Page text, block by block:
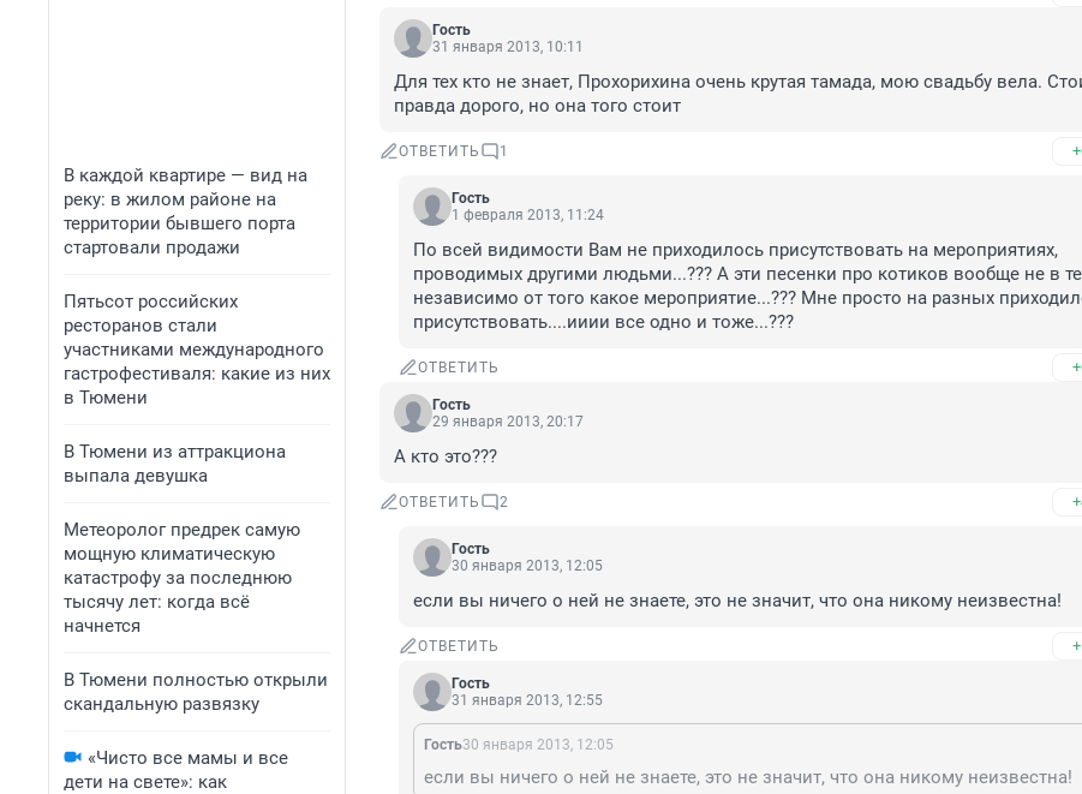
В каждой квартире — вид на
реку: в жилом районе на
территории бывшего порта
стартовали продажи
Пятьсот российских
ресторанов стали
участниками международного
гастрофестиваля: какие из них
в Тюмени
В Тюмени из аттракциона
выпала девушка
Метеоролог предрек самую
мощную климатическую
катастрофу за последнюю
тысячу лет: когда всё
начнется
В Тюмени полностью открыли
скандальную развязку
«Чисто все мамы и все
дети на свете»: как
Гость
31 января 2013, 10:11
Для тех кто не знает, Прохорихина очень крутая тамада, мою свадьбу вела.
правда дорого, но она того стоит
ОТВЕТИТЬ 1
Гость
1 февраля 2013, 11:24
По всей видимости Вам не приходилось присутствовать на мероприятиях,
проводимых другими людьми...??? А эти песенки про котиков вообще не в
независимо от того какое мероприятие...??? Мне просто на разных
присутствовать....ииии все одно и тоже...???
ОТВЕТИТЬ
Гость
29 января 2013, 20:17
А кто это???
ОТВЕТИТЬ 2
Гость
30 января 2013, 12:05
если вы ничего о ней не знаете, это не значит, что она никому неизвестна!
ОТВЕТИТЬ
Гость
31 января 2013, 12:55
Гость30 января 2013, 12:05
если вы ничего о ней не знаете, это не значит, что она никому неизвестна!